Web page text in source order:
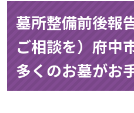
墓所整備前後報
ご相談を）府中
多くのお墓がお